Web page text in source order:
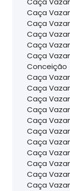
Caça
Caça
Caça
Caça
Caça
Conceição
Caça
Caça
Caça
Caça
Caça
Caça
Caça
Caça
Caça
Caça
Caça